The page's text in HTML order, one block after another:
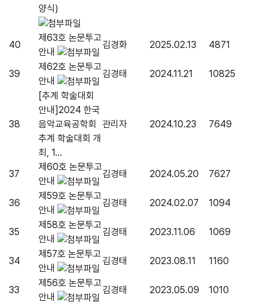
양식)
40
제63호 논문투고
안내
김경화 2025.02.13 4871
39
제62호 논문투고
안내
김경태 2024.11.21 10825
38
[추계 학술대회
안내]2024 한국
음악교육공학회
추계 학술대회 개
최, 1...
관리자 2024.10.23 7649
37
제60호 논문투고
안내
김경태 2024.05.20 7627
36
제59호 논문투고
안내
김경태 2024.02.07 1094
35
제58호 논문투고
안내
김경태 2023.11.06 1069
34
제57호 논문투고
안내
김경태 2023.08.11 1160
33
제56호 논문투고
안내
김경태 2023.05.09 1010